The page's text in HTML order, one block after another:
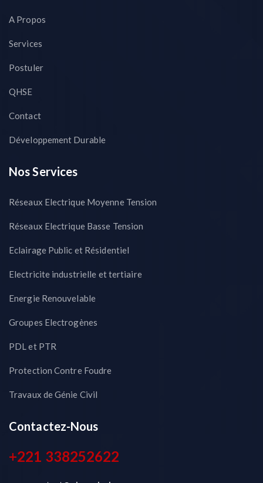
A Propos
Services
Postuler
QHSE
Contact
Développement Durable
Nos Services
Réseaux Electrique Moyenne Tension
Réseaux Electrique Basse Tension
Eclairage Public et Résidentiel
Electricite industrielle et tertiaire
Energie Renouvelable
Groupes Electrogènes
PDL et PTR
Protection Contre Foudre
Travaux de Génie Civil
Contactez-Nous
+221 338252622